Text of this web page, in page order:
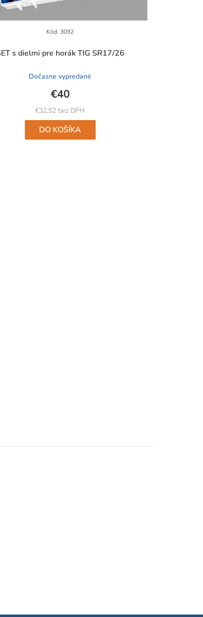
s dielmi pre horák TIG SR17/26
hodnotenie
je
4,9
z
5
hviezdičiek.
Dočasne vypredané
€32,52 bez DPH
€40
DO KOŠÍKA
Kód: 3092